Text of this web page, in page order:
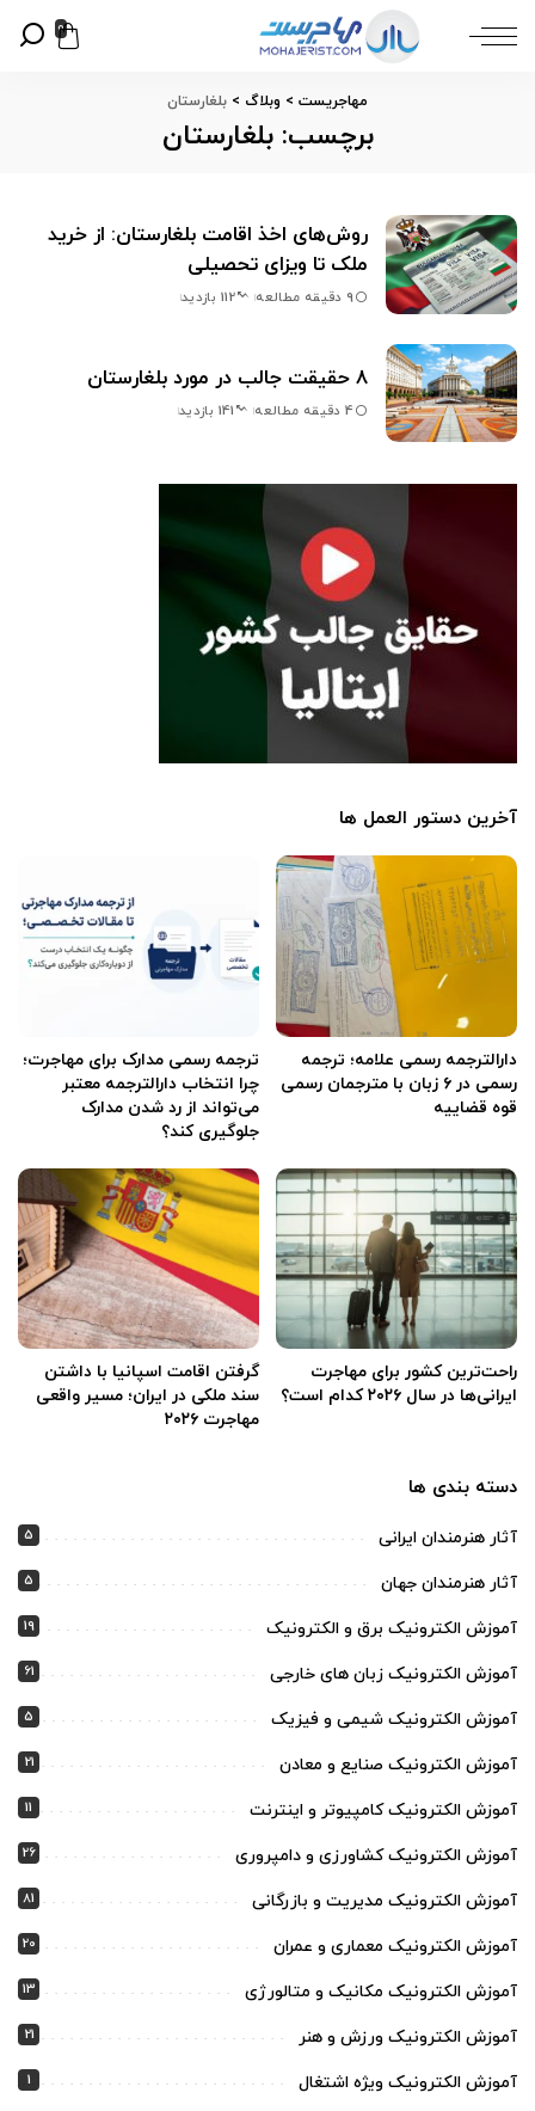
0
مهاجریست > وبلاگ > بلغارستان
برچسب:بلغارستان
روش‌های اخذ اقامت بلغارستان: از خرید
ملک تا ویزای تحصیلی
9 دقیقه مطالعه 112 بازدید
8 حقیقت جالب در مورد بلغارستان
4 دقیقه مطالعه 141 بازدید
آخرین دستور العمل ها
دارالترجمه رسمی علامه؛ ترجمه
رسمی در ۶ زبان با مترجمان رسمی
قوه قضاییه
ترجمه رسمی مدارک برای مهاجرت؛
چرا انتخاب دارالترجمه معتبر
می‌تواند از رد شدن مدارک
جلوگیری کند؟
راحت‌ترین کشور برای مهاجرت
ایرانی‌ها در سال ۲۰۲۶ کدام است؟
گرفتن اقامت اسپانیا با داشتن
سند ملکی در ایران؛ مسیر واقعی
مهاجرت ۲۰۲۶
دسته بندی ها
آثار هنرمندان ایرانی 5
آثار هنرمندان جهان 5
آموزش الکترونیک برق و الکترونیک 19
آموزش الکترونیک زبان های خارجی 61
آموزش الکترونیک شیمی و فیزیک 5
آموزش الکترونیک صنایع و معادن 21
آموزش الکترونیک کامپیوتر و اینترنت 11
آموزش الکترونیک کشاورزی و دامپروری 26
آموزش الکترونیک مدیریت و بازرگانی 81
آموزش الکترونیک معماری و عمران 20
آموزش الکترونیک مکانیک و متالورژی 13
آموزش الکترونیک ورزش و هنر 21
آموزش الکترونیک ویژه اشتغال 1